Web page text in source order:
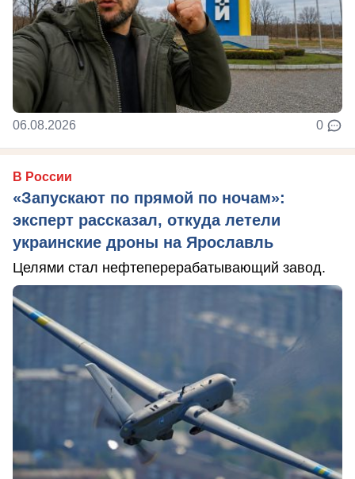
06.08.2026 0
В России
«Запускают по прямой по ночам»:
эксперт рассказал, откуда летели
украинские дроны на Ярославль
Целями стал нефтеперерабатывающий завод.